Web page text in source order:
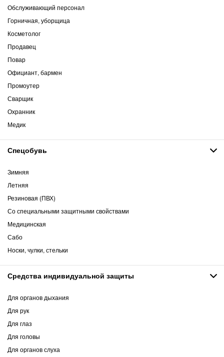
Обслуживающий персонал
Горничная, уборщица
Косметолог
Продавец
Повар
Официант, бармен
Промоутер
Сварщик
Охранник
Медик
Спецобувь
Зимняя
Летняя
Резиновая (ПВХ)
Со специальными защитными свойствами
Медицинская
Сабо
Носки, чулки, стельки
Средства индивидуальной защиты
Для органов дыхания
Для рук
Для глаз
Для головы
Для органов слуха